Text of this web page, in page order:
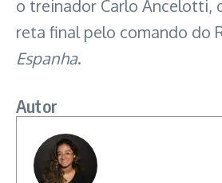
o treinador Carlo Ancelotti,
reta final pelo comando do
Espanha.
Autor